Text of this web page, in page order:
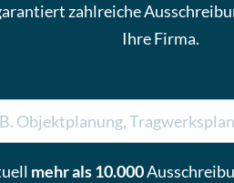
zahlreiche
Ihre Firma.
mehr als 10.000